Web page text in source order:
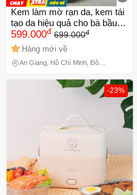
Kem làm mờ rạn da, kem tái
tạo da hiệu quả cho bà bầu
Anti-stretch Marks Cream -
mờ sẹo, giảm thâm, giảm
nhăn hiệu quả
599.000đ 699.000đ
Hàng mới về
An Giang, Hồ Chí Minh, Đồng
-23%